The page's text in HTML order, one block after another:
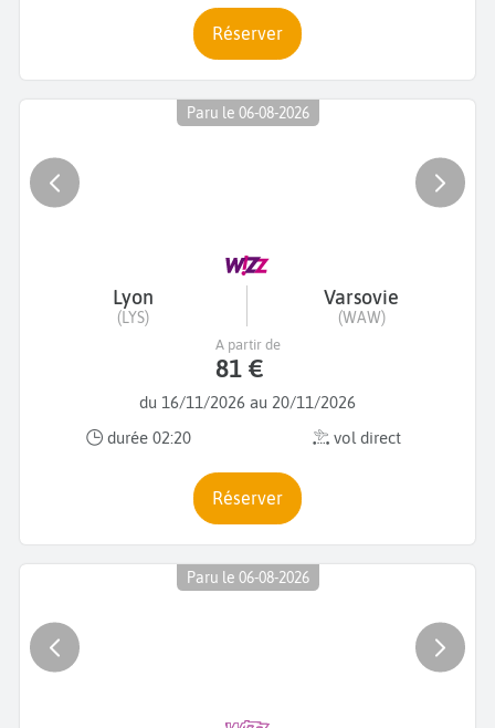
Réserver
Paru le 06-08-2026
Lyon
(LYS)
Varsovie
(WAW)
du 16/11/2026 au 20/11/2026
durée 02:20
vol direct
A partir de
81 €
Réserver
Paru le 06-08-2026